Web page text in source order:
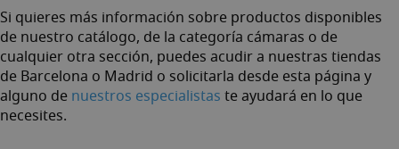
Si quieres más información sobre productos disponibles
de nuestro catálogo, de la categoría cámaras o de
cualquier otra sección, puedes acudir a nuestras tiendas
de Barcelona o Madrid o solicitarla desde esta página y
alguno de nuestros especialistas te ayudará en lo que
necesites.